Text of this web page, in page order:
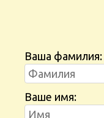
Ваша фамилия:
Ваше имя: